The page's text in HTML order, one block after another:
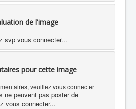
de l'image
svp vous connecter...
pour cette image
veuillez vous connecter
ne peuvent pas poster de
vous connecter...